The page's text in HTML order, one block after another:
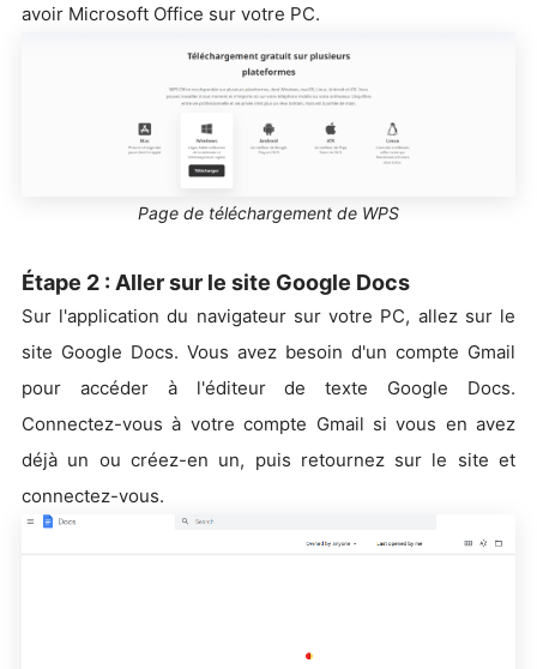
avoir Microsoft Office sur votre PC.
Page de téléchargement de WPS
Étape 2 : Aller sur le site Google Docs
Sur l'application du navigateur sur votre PC, allez sur le
site Google Docs. Vous avez besoin d'un compte Gmail
pour accéder à l'éditeur de texte Google Docs.
Connectez-vous à votre compte Gmail si vous en avez
déjà un ou créez-en un, puis retournez sur le site et
connectez-vous.